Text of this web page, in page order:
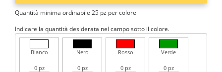
Quantità minima ordinabile 25 pz per colore
Indicare la quantità desiderata nel campo sotto il colore.
Bianco
0 pz
Nero
0 pz
Rosso
0 pz
Verde
0 pz